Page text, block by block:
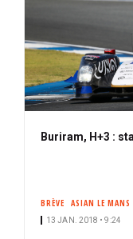
Buriram, H+3 :
BRÈVE ASIAN LE MANS
13 JAN. 2018 • 9:24